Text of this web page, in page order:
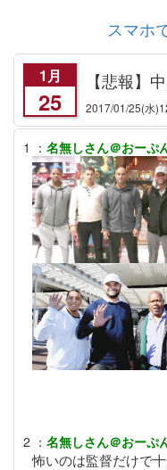
スマホ
1月
25
【悲報】
2017/01/25(水
1 ： 名無しさん＠おーぷ
2 ： 名無しさん＠おーぷ
怖いのは監督だけで